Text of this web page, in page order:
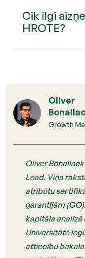
Cik ilgi
HROTE?
Oliver
Growth
Oliver
Lead. Viņa
atribūtu
garantijām
kapitāla analīzē
Universitātē
attiecību